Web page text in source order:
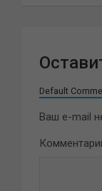
Default
Ваш e-mail